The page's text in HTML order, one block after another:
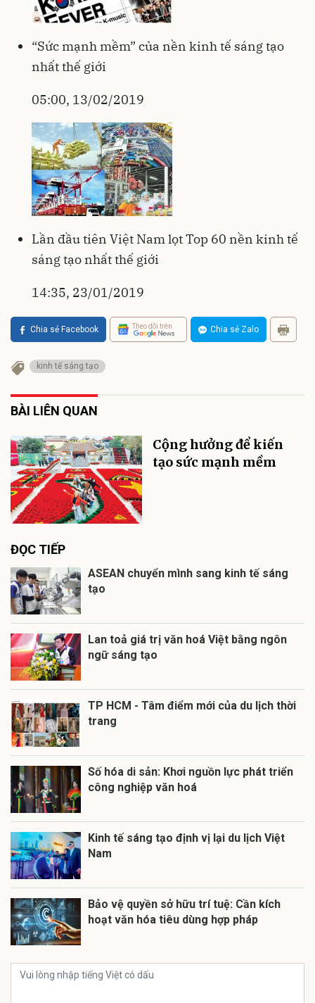
“Sức mạnh mềm” của nền kinh tế sáng tạo
nhất thế giới
05:00, 13/02/2019
Lần đầu tiên Việt Nam lọt Top 60 nền kinh tế
sáng tạo nhất thế giới
14:35, 23/01/2019
Chia sẻ Facebook Theo dõi trên Chia sẻ Zalo
kinh tế sáng tạo
BÀI LIÊN QUAN
Cộng hưởng để kiến
tạo sức mạnh mềm
ĐỌC TIẾP
ASEAN chuyển mình sang kinh tế sáng
tạo
Lan toả giá trị văn hoá Việt bằng ngôn
ngữ sáng tạo
TP HCM - Tâm điểm mới của du lịch thời
trang
Số hóa di sản: Khơi nguồn lực phát triển
công nghiệp văn hoá
Kinh tế sáng tạo định vị lại du lịch Việt
Nam
Bảo vệ quyền sở hữu trí tuệ: Cần kích
hoạt văn hóa tiêu dùng hợp pháp